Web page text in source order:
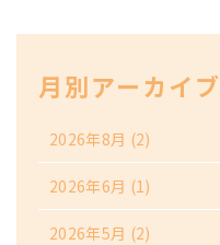
月別アーカイブ
2026年8月 (2)
2026年6月 (1)
2026年5月 (2)